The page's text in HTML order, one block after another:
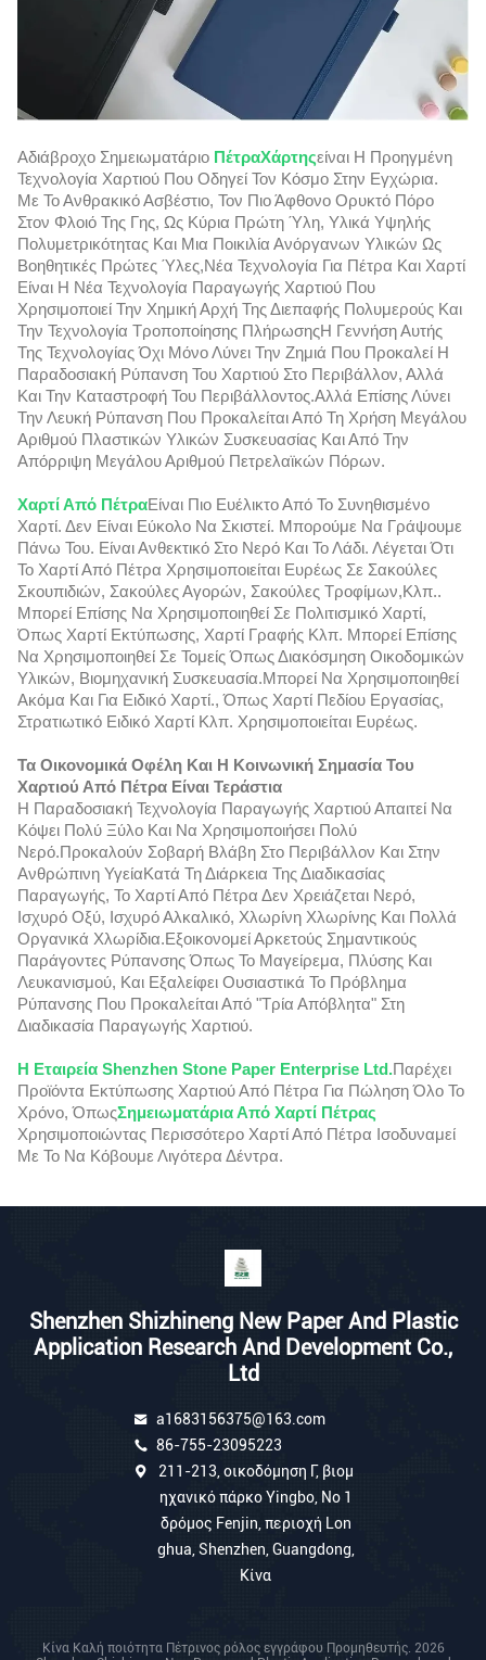
Αδιάβροχο Σημειωματάριο ΠέτραΧάρτηςΕίναι Η Προηγμένη
Τεχνολογία Χαρτιού Που Οδηγεί Τον Κόσμο Στην Εγχώρια.
Με Το Ανθρακικό Ασβέστιο, Τον Πιο Άφθονο Ορυκτό Πόρο
Στον Φλοιό Της Γης, Ως Κύρια Πρώτη Ύλη, Υλικά Υψηλής
Πολυμετρικότητας Και Μια Ποικιλία Ανόργανων Υλικών Ως
Βοηθητικές Πρώτες Ύλες,νέα Τεχνολογία Για Πέτρα Και Χαρτί
Είναι Η Νέα Τεχνολογία Παραγωγής Χαρτιού Που
Χρησιμοποιεί Την Χημική Αρχή Της Διεπαφής Πολυμερούς Και
Την Τεχνολογία Τροποποίησης ΠλήρωσηςΗ Γεννήση Αυτής
Της Τεχνολογίας Όχι Μόνο Λύνει Την Ζημιά Που Προκαλεί Η
Παραδοσιακή Ρύπανση Του Χαρτιού Στο Περιβάλλον, Αλλά
Και Την Καταστροφή Του Περιβάλλοντος.αλλά Επίσης Λύνει
Την Λευκή Ρύπανση Που Προκαλείται Από Τη Χρήση Μεγάλου
Αριθμού Πλαστικών Υλικών Συσκευασίας Και Από Την
Απόρριψη Μεγάλου Αριθμού Πετρελαϊκών Πόρων.
Χαρτί Από ΠέτραΕίναι Πιο Ευέλικτο Από Το Συνηθισμένο
Χαρτί. Δεν Είναι Εύκολο Να Σκιστεί. Μπορούμε Να Γράψουμε
Πάνω Του. Είναι Ανθεκτικό Στο Νερό Και Το Λάδι. Λέγεται Ότι
Το Χαρτί Από Πέτρα Χρησιμοποιείται Ευρέως Σε Σακούλες
Σκουπιδιών, Σακούλες Αγορών, Σακούλες Τροφίμων,κλπ..
Μπορεί Επίσης Να Χρησιμοποιηθεί Σε Πολιτισμικό Χαρτί,
Όπως Χαρτί Εκτύπωσης, Χαρτί Γραφής Κλπ. Μπορεί Επίσης
Να Χρησιμοποιηθεί Σε Τομείς Όπως Διακόσμηση Οικοδομικών
Υλικών, Βιομηχανική Συσκευασία.Μπορεί Να Χρησιμοποιηθεί
Ακόμα Και Για Ειδικό Χαρτί., Όπως Χαρτί Πεδίου Εργασίας,
Στρατιωτικό Ειδικό Χαρτί Κλπ. Χρησιμοποιείται Ευρέως.
Τα Οικονομικά Οφέλη Και Η Κοινωνική Σημασία Του
Χαρτιού Από Πέτρα Είναι Τεράστια
Η Παραδοσιακή Τεχνολογία Παραγωγής Χαρτιού Απαιτεί Να
Κόψει Πολύ Ξύλο Και Να Χρησιμοποιήσει Πολύ
Νερό.προκαλούν Σοβαρή Βλάβη Στο Περιβάλλον Και Στην
Ανθρώπινη ΥγείαΚατά Τη Διάρκεια Της Διαδικασίας
Παραγωγής, Το Χαρτί Από Πέτρα Δεν Χρειάζεται Νερό,
Ισχυρό Οξύ, Ισχυρό Αλκαλικό, Χλωρίνη Χλωρίνης Και Πολλά
Οργανικά Χλωρίδια.εξοικονομεί Αρκετούς Σημαντικούς
Παράγοντες Ρύπανσης Όπως Το Μαγείρεμα, Πλύσης Και
Λευκανισμού, Και Εξαλείφει Ουσιαστικά Το Πρόβλημα
Ρύπανσης Που Προκαλείται Από "τρία Απόβλητα" Στη
Διαδικασία Παραγωγής Χαρτιού.
Η Εταιρεία Shenzhen Stone Paper Enterprise Ltd.Παρέχει
Προϊόντα Εκτύπωσης Χαρτιού Από Πέτρα Για Πώληση Όλο Το
Χρόνο, ΌπωςΣημειωματάρια Από Χαρτί Πέτρας
Χρησιμοποιώντας Περισσότερο Χαρτί Από Πέτρα Ισοδυναμεί
Με Το Να Κόβουμε Λιγότερα Δέντρα.
Shenzhen Shizhineng New Paper And Plastic
Application Research And Development Co.,
Ltd
a1683156375@163.com
86-755-23095223
211-213, οικοδόμηση Γ, βιομ
ηχανικό πάρκο Yingbo, Νο 1
δρόμος Fenjin, περιοχή Lon
ghua, Shenzhen, Guangdong,
Κίνα
Κίνα Καλή ποιότητα Πέτρινος ρόλος εγγράφου Προμηθευτής. 2026